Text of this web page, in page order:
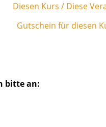
Diesen Kurs / Diese
Gutschein für diesen
bitte an: